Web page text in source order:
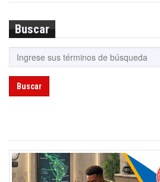
Buscar
Buscar